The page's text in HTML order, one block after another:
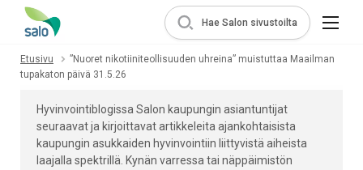
Hae Salon sivustoilta
Etusivu
”Nuoret nikotiiniteollisuuden uhreina” muistuttaa Maailman
tupakaton päivä 31.5.26
Hyvinvointiblogissa Salon kaupungin asiantuntijat
seuraavat ja kirjoittavat artikkeleita ajankohtaisista
kaupungin asukkaiden hyvinvointiin liittyvistä aiheista
laajalla spektrillä. Kynän varressa tai näppäimistön